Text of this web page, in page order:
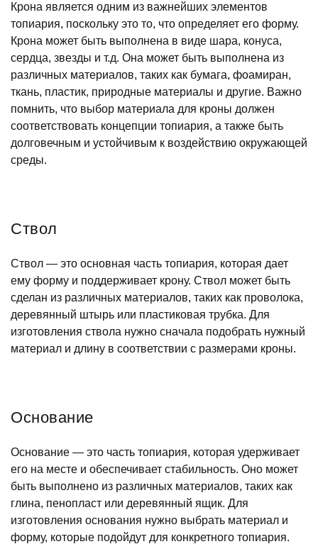
Крона является одним из важнейших элементов
топиария, поскольку это то, что определяет его форму.
Крона может быть выполнена в виде шара, конуса,
сердца, звезды и т.д. Она может быть выполнена из
различных материалов, таких как бумага, фоамиран,
ткань, пластик, природные материалы и другие. Важно
помнить, что выбор материала для кроны должен
соответствовать концепции топиария, а также быть
долговечным и устойчивым к воздействию окружающей
среды.
Ствол
Ствол — это основная часть топиария, которая дает
ему форму и поддерживает крону. Ствол может быть
сделан из различных материалов, таких как проволока,
деревянный штырь или пластиковая трубка. Для
изготовления ствола нужно сначала подобрать нужный
материал и длину в соответствии с размерами кроны.
Основание
Основание — это часть топиария, которая удерживает
его на месте и обеспечивает стабильность. Оно может
быть выполнено из различных материалов, таких как
глина, пенопласт или деревянный ящик. Для
изготовления основания нужно выбрать материал и
форму, которые подойдут для конкретного топиария.